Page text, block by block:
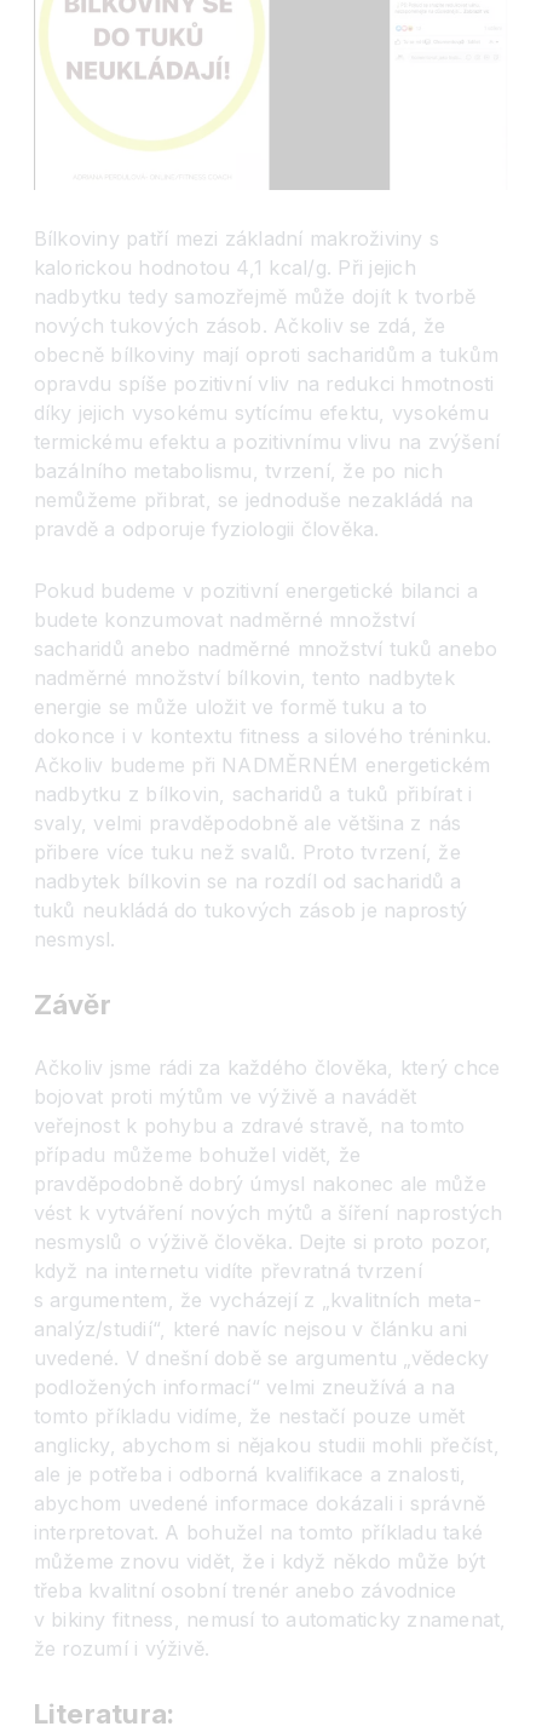
Bílkoviny patří mezi základní makroživiny s
kalorickou hodnotou 4,1 kcal/g. Při jejich
nadbytku tedy samozřejmě může dojít k tvorbě
nových tukových zásob. Ačkoliv se zdá, že
obecně bílkoviny mají oproti sacharidům a tukům
opravdu spíše pozitivní vliv na redukci hmotnosti
díky jejich vysokému sytícímu efektu, vysokému
termickému efektu a pozitivnímu vlivu na zvýšení
bazálního metabolismu, tvrzení, že po nich
nemůžeme přibrat, se jednoduše nezakládá na
pravdě a odporuje fyziologii člověka.
Pokud budeme v pozitivní energetické bilanci a
budete konzumovat nadměrné množství
sacharidů anebo nadměrné množství tuků anebo
nadměrné množství bílkovin, tento nadbytek
energie se může uložit ve formě tuku a to
dokonce i v kontextu fitness a silového tréninku.
Ačkoliv budeme při NADMĚRNÉM energetickém
nadbytku z bílkovin, sacharidů a tuků přibírat i
svaly, velmi pravděpodobně ale většina z nás
přibere více tuku než svalů. Proto tvrzení, že
nadbytek bílkovin se na rozdíl od sacharidů a
tuků neukládá do tukových zásob je naprostý
nesmysl.
Závěr
Ačkoliv jsme rádi za každého člověka, který chce
bojovat proti mýtům ve výživě a navádět
veřejnost k pohybu a zdravé stravě, na tomto
případu můžeme bohužel vidět, že
pravděpodobně dobrý úmysl nakonec ale může
vést k vytváření nových mýtů a šíření naprostých
nesmyslů o výživě člověka. Dejte si proto pozor,
když na internetu vidíte převratná tvrzení
s argumentem, že vycházejí z „kvalitních meta-
analýz/studií“, které navíc nejsou v článku ani
uvedené. V dnešní době se argumentu „vědecky
podložených informací“ velmi zneužívá a na
tomto příkladu vidíme, že nestačí pouze umět
anglicky, abychom si nějakou studii mohli přečíst,
ale je potřeba i odborná kvalifikace a znalosti,
abychom uvedené informace dokázali i správně
interpretovat. A bohužel na tomto příkladu také
můžeme znovu vidět, že i když někdo může být
třeba kvalitní osobní trenér anebo závodnice
v bikiny fitness, nemusí to automaticky znamenat,
že rozumí i výživě.
Literatura: